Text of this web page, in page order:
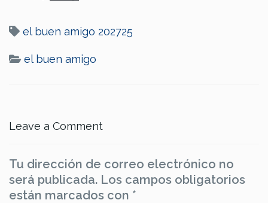
el buen amigo 202725
el buen amigo
Leave a Comment
Tu dirección de correo electrónico no
será publicada. Los campos obligatorios
están marcados con *